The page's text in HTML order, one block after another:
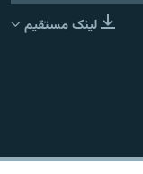
لینک مستقیم